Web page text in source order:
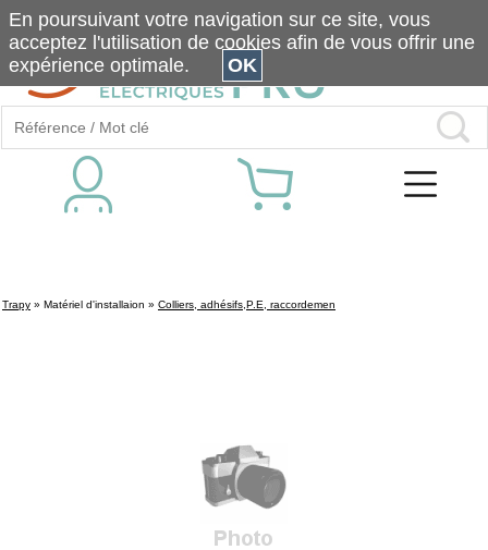
Trapy » Matériel d'installaion » Colliers, adhésifs,P.E, raccordemen
En poursuivant votre navigation sur ce site, vous
acceptez l'utilisation de cookies afin de vous offrir une
expérience optimale.
OK